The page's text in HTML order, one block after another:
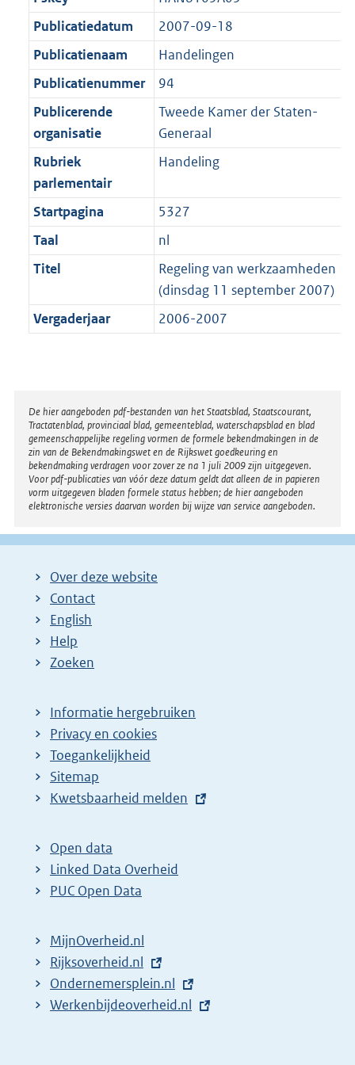
t
b K
b
Publicatiedatum
2007-09-18
Publicatienaam
Handelingen
Publicatienummer
94
Publicerende
organisatie
Tweede Kamer der Staten-
Generaal
Rubriek
parlementair
Handeling
Startpagina
5327
Taal
nl
Titel
Regeling van werkzaamheden
(dinsdag 11 september 2007)
Vergaderjaar
2006-2007
Disclaimer
De hier aangeboden pdf-bestanden van het Staatsblad, Staatscourant,
Tractatenblad, provinciaal blad, gemeenteblad, waterschapsblad en blad
gemeenschappelijke regeling vormen de formele bekendmakingen in de
zin van de Bekendmakingswet en de Rijkswet goedkeuring en
bekendmaking verdragen voor zover ze na 1 juli 2009 zijn uitgegeven.
Voor pdf-publicaties van vóór deze datum geldt dat alleen de in papieren
vorm uitgegeven bladen formele status hebben; de hier aangeboden
elektronische versies daarvan worden bij wijze van service aangeboden.
Over deze website
Contact
English
Help
Zoeken
Informatie hergebruiken
Privacy en cookies
Toegankelijkheid
Sitemap
E
t
e
r
l
i
n
k
Kwetsbaarheid melden
Open data
Linked Data Overheid
PUC Open Data
MijnOverheid.nl
E
x
t
Rijksoverheid.nl
E
x
Ondernemersplein.nl
E
Werkenbijdeoverheid.nl